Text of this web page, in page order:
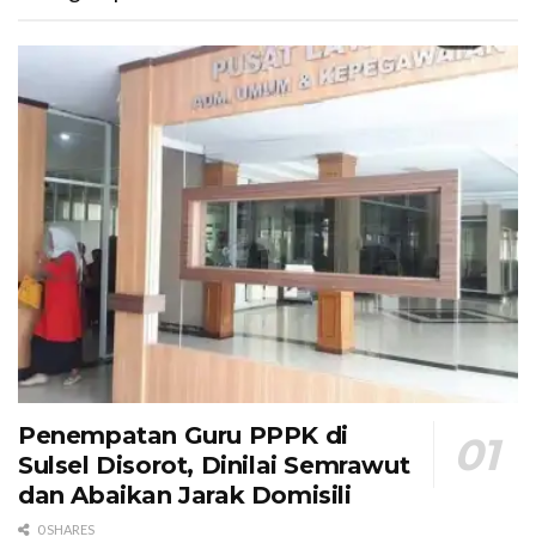
Penempatan Guru PPPK di
Sulsel Disorot, Dinilai Semrawut
dan Abaikan Jarak Domisili
0 SHARES